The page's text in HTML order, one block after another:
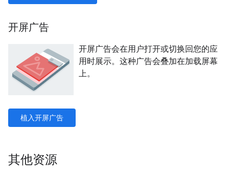
开屏广告
开屏广告会在用户打开或切换回您的应
用时展示。这种广告会叠加在加载屏幕
上。
植入开屏广告
其他资源